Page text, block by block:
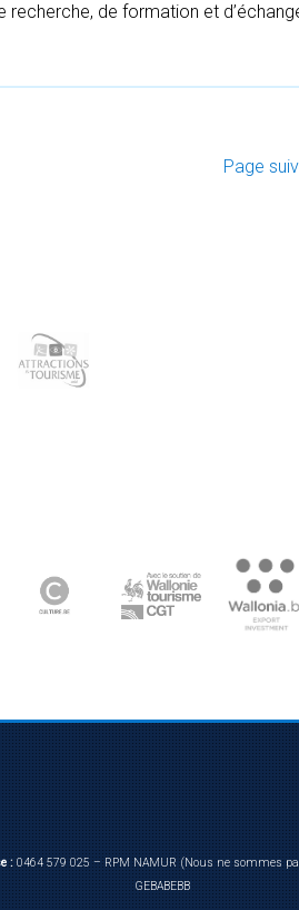
recherche, de formation et
Page
:0464 579 025 – RPM NAMUR (Nous ne sommes
GEBABEBB